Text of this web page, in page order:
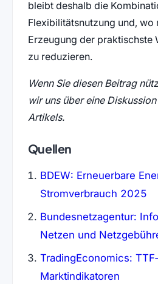
bleibt deshalb die
Flexibilitätsnutzung und, wo
Erzeugung der praktischste
zu reduzieren.
Wenn Sie diesen Beitrag
wir uns über eine
Artikels.
Quellen
BDEW: Erneuerbare
Stromverbrauch 2025
Bundesnetzagentur:
Netzen und
TradingEconomics:
Marktindikatoren